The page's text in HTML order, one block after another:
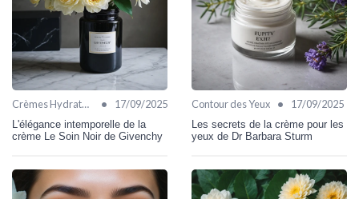
Crèmes Hydratantes • 17/09/2025
L'élégance intemporelle de la
crème Le Soin Noir de Givenchy
Contour des Yeux • 17/09/2025
Les secrets de la crème pour les
yeux de Dr Barbara Sturm